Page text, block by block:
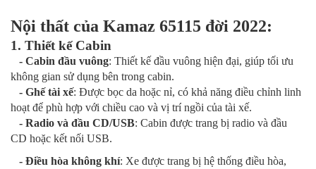
Nội thất của Kamaz 65115 đời 2022:
1. Thiết kế Cabin
- Cabin đầu vuông: Thiết kế đầu vuông hiện đại, giúp tối ưu
không gian sử dụng bên trong cabin.
- Ghế tài xế: Được bọc da hoặc nỉ, có khả năng điều chỉnh linh
hoạt để phù hợp với chiều cao và vị trí ngồi của tài xế.
- Radio và đầu CD/USB: Cabin được trang bị radio và đầu
CD hoặc kết nối USB.
- Điều hòa không khí: Xe được trang bị hệ thống điều hòa,